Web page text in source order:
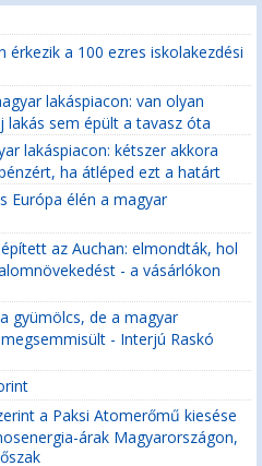
érkezik a 100 ezres iskolakezdési
lakáspiacon: van olyan
lakás sem épült a tavasz óta
lakáspiacon: kétszer akkora
ha átléped ezt a határt
Európa élén a magyar
az Auchan: elmondták, hol
- a vásárlókon
gyümölcs, de a magyar
- Interjú Raskó
a Paksi Atomerőmű kiesése
árak Magyarországon,